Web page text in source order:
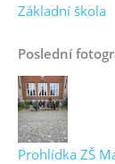
Základní škola
Poslední
Prohlídka ZŠ